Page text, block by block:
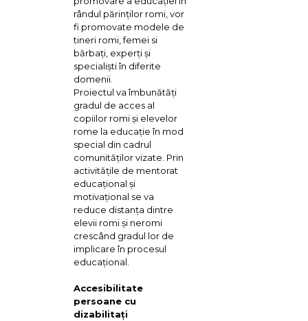
rândul părinţilor romi, vor
fi promovate modele de
tineri romi, femei si
bărbaţi, experţi şi
specialişti în diferite
domenii.
Proiectul va îmbunătăţi
gradul de acces al
copiilor romi şi elevelor
rome la educaţie în mod
special din cadrul
comunităţilor vizate. Prin
activităţile de mentorat
educaţional şi
motivaţional se va
reduce distanţa dintre
elevii romi şi neromi
crescând gradul lor de
implicare în procesul
educaţional.
Accesibilitate
persoane cu
dizabilitaţi